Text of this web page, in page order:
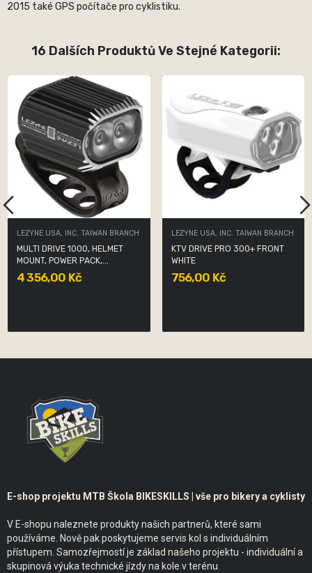
2015 také GPS počítače pro cyklistiku.
16 Dalších Produktů Ve Stejné Kategorii:
LEZYNE USA, INC. TAIWAN BRANCH
MULTI DRIVE 1000, HELMET
MOUNT, POWER PACK,...
4 356,00 Kč
LEZYNE USA, INC. TAIWAN BRANCH
KTV DRIVE PRO 300+ FRONT
WHITE
756,00 Kč
E-shop projektu MTB Škola BIKESKILLS | vše pro bikery a cyklisty
V E-shopu naleznete produkty našich partnerů, které sami
používáme. Nově pak poskytujeme servis kol s individuálním
přístupem. Samozřejmostí je základ našeho projektu - individuální a
skupinová výuka technické jízdy na kole v terénu.